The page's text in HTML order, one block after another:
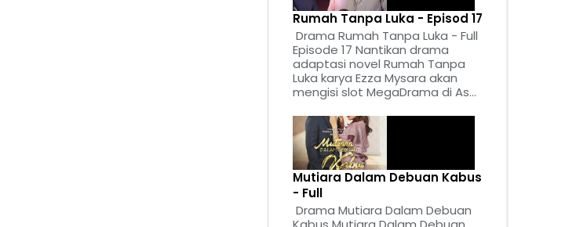
Rumah Tanpa Luka - Episod 17
Drama Rumah Tanpa Luka - Full
Episode 17 Nantikan drama
adaptasi novel Rumah Tanpa
Luka karya Ezza Mysara akan
mengisi slot MegaDrama di As...
Mutiara Dalam Debuan Kabus
- Full
Drama Mutiara Dalam Debuan